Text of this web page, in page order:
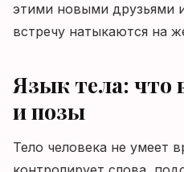
этими новыми друзьями
встречу натыкаются на
Язык тела:
и позы
Тело человека не умеет